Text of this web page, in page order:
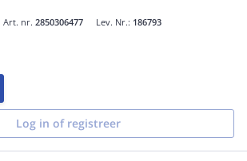
Art. nr. 2850306477 Lev. Nr.: 186793
Log in of registreer